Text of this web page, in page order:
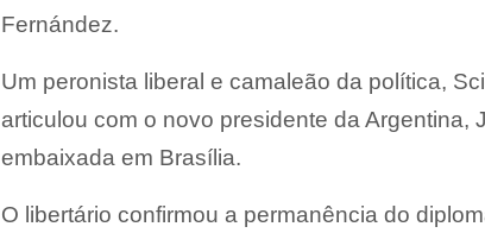
Fernández.
Um peronista liberal e camaleão da política,
articulou com o novo presidente da Argentina,
embaixada em Brasília.
O libertário confirmou a permanência do